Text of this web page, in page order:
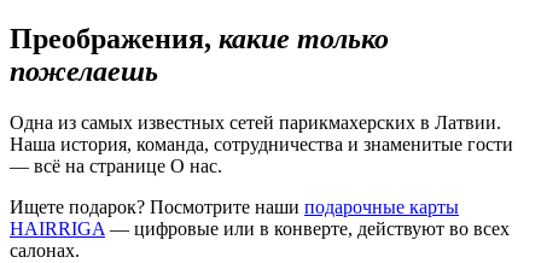
Преображения, какие только
пожелаешь
Одна из самых известных сетей парикмахерских в Латвии.
Наша история, команда, сотрудничества и знаменитые гости
— всё на странице О нас.
Ищете подарок? Посмотрите наши подарочные карты
HAIRRIGA — цифровые или в конверте, действуют во всех
салонах.